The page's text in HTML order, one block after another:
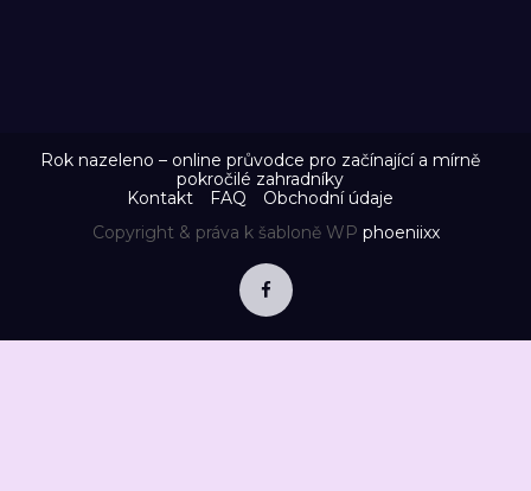
Rok nazeleno – online průvodce pro začínající a mírně
pokročilé zahradníky
Kontakt
FAQ
Obchodní údaje
Copyright & práva k šabloně WP phoeniixx